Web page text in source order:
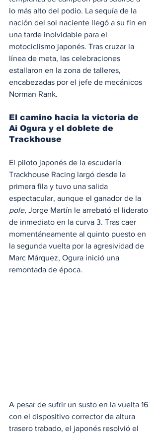
lo más alto del podio. La sequía de la
nación del sol naciente llegó a su fin en
una tarde inolvidable para el
motociclismo japonés. Tras cruzar la
línea de meta, las celebraciones
estallaron en la zona de talleres,
encabezadas por el jefe de mecánicos
Norman Rank.
El camino hacia la victoria de
Ai Ogura y el doblete de
Trackhouse
El piloto japonés de la escudería
Trackhouse Racing largó desde la
primera fila y tuvo una salida
espectacular, aunque el ganador de la
pole, Jorge Martín le arrebató el liderato
de inmediato en la curva 3. Tras caer
momentáneamente al quinto puesto en
la segunda vuelta por la agresividad de
Marc Márquez, Ogura inició una
remontada de época.
A pesar de sufrir un susto en la vuelta 16
con el dispositivo corrector de altura
trasero trabado, el japonés resolvió el